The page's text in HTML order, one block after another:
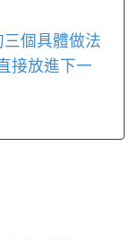
三個具體做法
接放進下一